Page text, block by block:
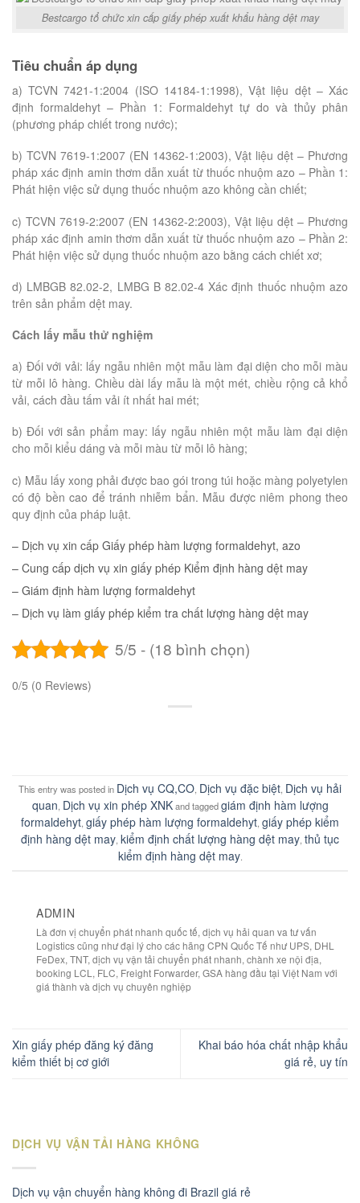
Bestcargo tổ chức xin cấp giấy phép xuất khẩu hàng dệt may
Tiêu chuẩn áp dụng
a) TCVN 7421-1:2004 (ISO 14184-1:1998), Vật liệu dệt – Xác
định formaldehyt – Phần 1: Formaldehyt tự do và thủy phân
(phương pháp chiết trong nước);
b) TCVN 7619-1:2007 (EN 14362-1:2003), Vật liệu dệt – Phương
pháp xác định amin thơm dẫn xuất từ thuốc nhuộm azo – Phần 1:
Phát hiện việc sử dụng thuốc nhuộm azo không cần chiết;
c) TCVN 7619-2:2007 (EN 14362-2:2003), Vật liệu dệt – Phương
pháp xác định amin thơm dẫn xuất từ thuốc nhuộm azo – Phần 2:
Phát hiện việc sử dụng thuốc nhuộm azo bằng cách chiết xơ;
d) LMBGB 82.02-2, LMBG B 82.02-4 Xác định thuốc nhuộm azo
trên sản phẩm dệt may.
Cách lấy mẫu thử nghiệm
a) Đối với vải: lấy ngẫu nhiên một mẫu làm đại diện cho mỗi màu
từ mỗi lô hàng. Chiều dài lấy mẫu là một mét, chiều rộng cả khổ
vải, cách đầu tấm vải ít nhất hai mét;
b) Đối với sản phẩm may: lấy ngẫu nhiên một mẫu làm đại diện
cho mỗi kiểu dáng và mỗi màu từ mỗi lô hàng;
c) Mẫu lấy xong phải được bao gói trong túi hoặc màng polyetylen
có độ bền cao để tránh nhiễm bẩn. Mẫu được niêm phong theo
quy định của pháp luật.
– Dịch vụ xin cấp Giấy phép hàm lượng formaldehyt, azo
– Cung cấp dịch vụ xin giấy phép Kiểm định hàng dệt may
– Giám định hàm lượng formaldehyt
– Dịch vụ làm giấy phép kiểm tra chất lượng hàng dệt may
5/5 - (18 bình chọn)
0/5 (0 Reviews)
This entry was posted in Dịch vụ CQ,CO, Dịch vụ đặc biệt, Dịch vụ hải
quan, Dịch vụ xin phép XNKand taggedgiám định hàm lượng
formaldehyt, giấy phép hàm lượng formaldehyt, giấy phép kiểm
định hàng dệt may, kiểm định chất lượng hàng dệt may, thủ tục
kiểm định hàng dệt may.
ADMIN
Là đơn vị chuyển phát nhanh quốc tế, dịch vụ hải quan va tư vấn
Logistics cũng như đại lý cho các hãng CPN Quốc Tế như UPS, DHL
FeDex, TNT, dịch vụ vận tải chuyển phát nhanh, chành xe nội địa,
booking LCL, FLC, Freight Forwarder, GSA hàng đầu tại Việt Nam với
giá thành và dịch vụ chuyên nghiệp
Xin giấy phép đăng ký đăng
kiểm thiết bị cơ giới
Khai báo hóa chất nhập khẩu
giá rẻ, uy tín
DỊCH VỤ VẬN TẢI HÀNG KHÔNG
Dịch vụ vận chuyển hàng không đi Brazil giá rẻ